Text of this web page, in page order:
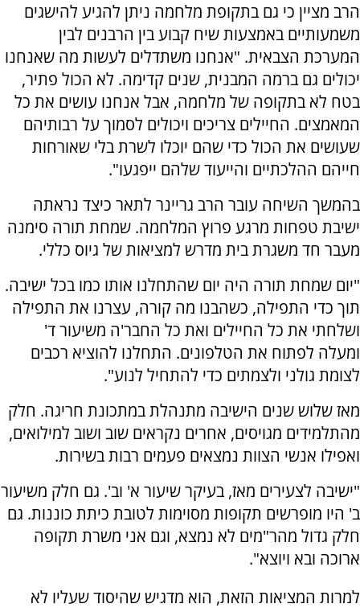
הרב מציין כי גם בתקופת מלחמה ניתן להגיע להישגים
משמעותיים באמצעות שיח קבוע בין הרבנים לבין
המערכת הצבאית. "אנחנו משתדלים לעשות מה שאנחנו
יכולים גם ברמה המבנית, שנים קדימה. לא הכול פתיר,
בטח לא בתקופה של מלחמה, אבל אנחנו עושים את כל
המאמצים. החיילים צריכים ויכולים לסמוך על רבותיהם
שעושים את הכול כדי שהם יוכלו לשרת בלי שאורחות
חייהם ההלכתיים והייעוד שלהם ייפגעו".
בהמשך השיחה עובר הרב גריינר לתאר כיצד נראתה
ישיבת טפחות מרגע פרוץ המלחמה. שמחת תורה סימנה
מעבר חד משגרת בית מדרש למציאות של גיוס כללי.
"יום שמחת תורה היה יום שהתחלנו אותו כמו בכל ישיבה.
תוך כדי התפילה, כשהבנו מה קורה, עצרנו את התפילה
ושלחתי את כל החיילים ואת כל החבר'ה משיעור ד'
ומעלה לפתוח את הטלפונים. התחלנו להוציא רכבים
לצומת גולני ולצמתים כדי להתחיל לנוע".
מאז שלוש שנים הישיבה מתנהלת במתכונת חריגה. חלק
מהתלמידים מגויסים, אחרים נקראים שוב ושוב למילואים,
ואפילו אנשי הצוות נמצאים פעמים רבות בשירות.
"ישיבה לצעירים מאז, בעיקר שיעור א' וב'. גם חלק משיעור
ב' היו מופרשים תקופות מסוימות לטובת כיתת כוננות. גם
חלק גדול מהר"מים לא נמצא, וגם אני משרת תקופה
ארוכה ובא ויוצא".
למרות המציאות הזאת, הוא מדגיש שהיסוד שעליו לא